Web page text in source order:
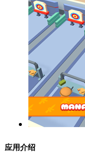
应用介绍